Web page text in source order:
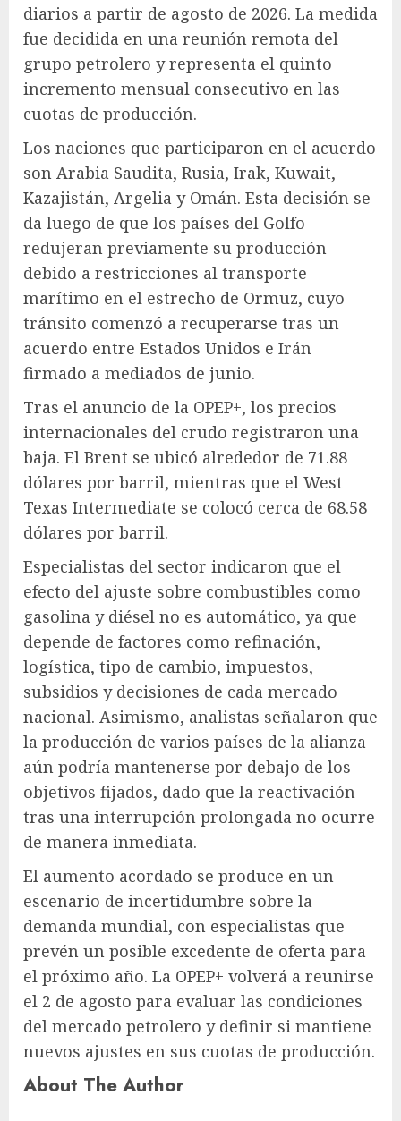
diarios a partir de agosto de 2026. La medida
fue decidida en una reunión remota del
grupo petrolero y representa el quinto
incremento mensual consecutivo en las
cuotas de producción.
Los naciones que participaron en el acuerdo
son Arabia Saudita, Rusia, Irak, Kuwait,
Kazajistán, Argelia y Omán. Esta decisión se
da luego de que los países del Golfo
redujeran previamente su producción
debido a restricciones al transporte
marítimo en el estrecho de Ormuz, cuyo
tránsito comenzó a recuperarse tras un
acuerdo entre Estados Unidos e Irán
firmado a mediados de junio.
Tras el anuncio de la OPEP+, los precios
internacionales del crudo registraron una
baja. El Brent se ubicó alrededor de 71.88
dólares por barril, mientras que el West
Texas Intermediate se colocó cerca de 68.58
dólares por barril.
Especialistas del sector indicaron que el
efecto del ajuste sobre combustibles como
gasolina y diésel no es automático, ya que
depende de factores como refinación,
logística, tipo de cambio, impuestos,
subsidios y decisiones de cada mercado
nacional. Asimismo, analistas señalaron que
la producción de varios países de la alianza
aún podría mantenerse por debajo de los
objetivos fijados, dado que la reactivación
tras una interrupción prolongada no ocurre
de manera inmediata.
El aumento acordado se produce en un
escenario de incertidumbre sobre la
demanda mundial, con especialistas que
prevén un posible excedente de oferta para
el próximo año. La OPEP+ volverá a reunirse
el 2 de agosto para evaluar las condiciones
del mercado petrolero y definir si mantiene
nuevos ajustes en sus cuotas de producción.
About The Author